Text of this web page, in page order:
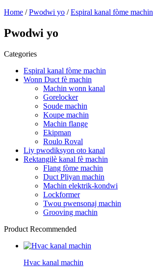
Home /Pwodwi yo /Espiral kanal fòme machin
Pwodwi yo
Categories
Espiral kanal fòme machin
Wonn Duct fè machin
Machin wonn kanal
Gorelocker
Soude machin
Koupe machin
Machin flange
Ekipman
Roulo Roval
Liy pwodiksyon oto kanal
Rektangilè kanal fè machin
Flang fòme machin
Duct Pliyan machin
Machin elektrik-kondwi
Lockformer
Twou pwensonaj machin
Grooving machin
Product Recommended
Hvac kanal machin